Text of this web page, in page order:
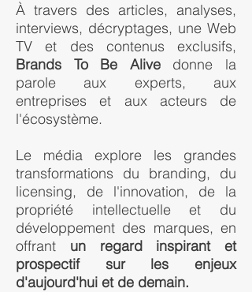
À travers des articles, analyses,
interviews, décryptages, une Web
TV et des contenus exclusifs,
Brands To Be Alivedonne la
parole aux experts, aux
entreprises et aux acteurs de
l'écosystème.
Le média explore les grandes
transformations du branding, du
licensing, de l'innovation, de la
propriété intellectuelle et du
développement des marques, en
offrant un regard inspirant et
prospectif sur les enjeux
d'aujourd'hui et de demain.